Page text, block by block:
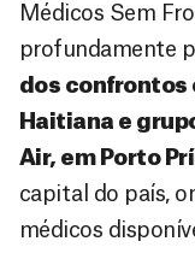
Médicos Sem
profundamente
dos confrontos
Haitiana e
Air, em Porto
capital do país,
médicos